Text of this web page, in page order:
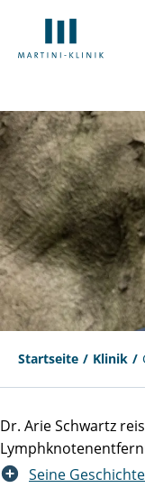
Startseite Klinik
Dr. Arie Schwartz
Seine Geschichte